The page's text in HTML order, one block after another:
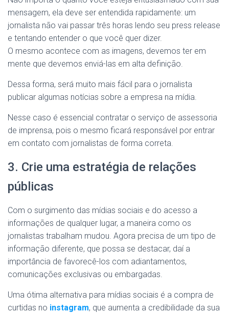
mensagem, ela deve ser entendida rapidamente: um
jornalista não vai passar três horas lendo seu press release
e tentando entender o que você quer dizer.
O mesmo acontece com as imagens, devemos ter em
mente que devemos enviá-las em alta definição.
Dessa forma, será muito mais fácil para o jornalista
publicar algumas notícias sobre a empresa na mídia.
Nesse caso é essencial contratar o serviço de assessoria
de imprensa, pois o mesmo ficará responsável por entrar
em contato com jornalistas de forma correta.
3. Crie uma estratégia de relações
públicas
Com o surgimento das mídias sociais e do acesso a
informações de qualquer lugar, a maneira como os
jornalistas trabalham mudou. Agora precisa de um tipo de
informação diferente, que possa se destacar, daí a
importância de favorecê-los com adiantamentos,
comunicações exclusivas ou embargadas.
Uma ótima alternativa para mídias sociais é a compra de
curtidas no instagram, que aumenta a credibilidade da sua